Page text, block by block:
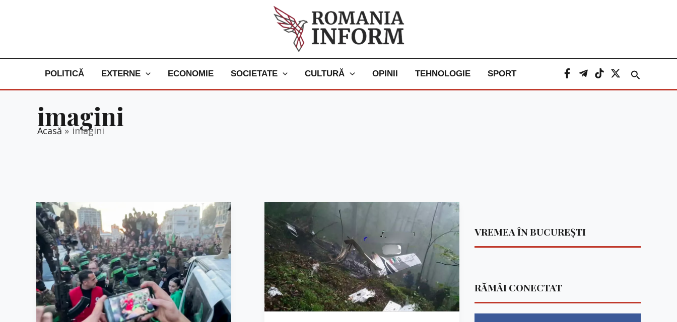
POLITICĂ EXTERNE ECONOMIE SOCIETATE CULTURĂ OPINII TEHNOLOGIE SPORT Caută
imagini
Acasă imagini
VREMEA ÎN BUCUREȘTI
RĂMÂI CONECTAT